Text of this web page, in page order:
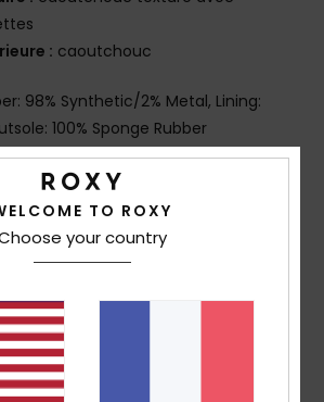
: caoutchouc
98% Synthetic/2% Metal, Lining:
100% Sponge Rubber
(Loi Agec)
TO ROXY
your country